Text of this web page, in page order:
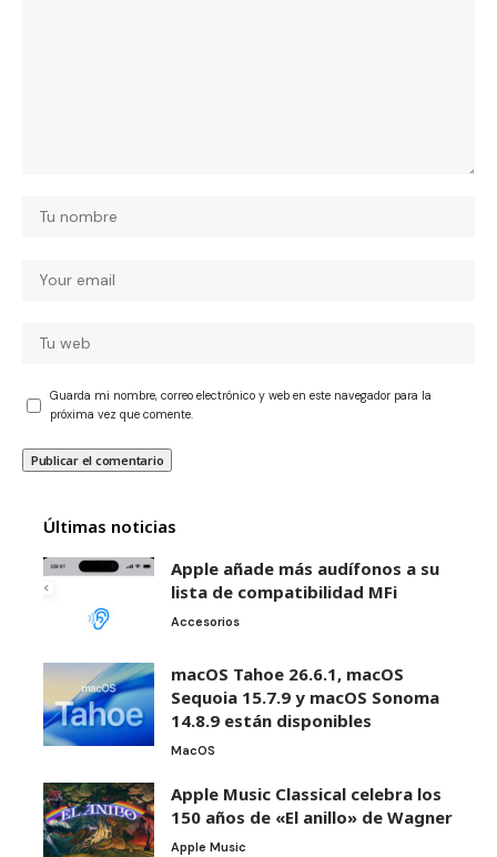
Guarda mi nombre, correo electrónico y web en este navegador para la
próxima vez que comente.
Últimas noticias
Apple añade más audífonos a su
lista de compatibilidad MFi
Accesorios
macOS Tahoe 26.6.1, macOS
Sequoia 15.7.9 y macOS Sonoma
14.8.9 están disponibles
MacOS
Apple Music Classical celebra los
150 años de «El anillo» de Wagner
Apple Music